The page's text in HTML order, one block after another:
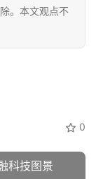
。本文观点不
0
科技图景